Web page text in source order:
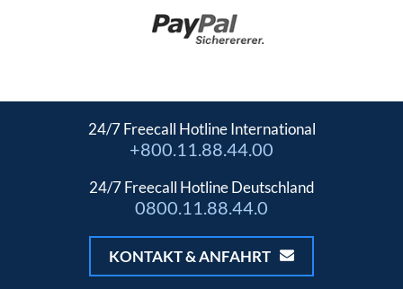
24/7 Freecall Hotline International
+800.11.88.44.00
24/7 Freecall Hotline Deutschland
0800.11.88.44.0
KONTAKT & ANFAHRT